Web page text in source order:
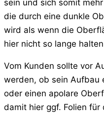
sein und sich somit
die durch eine dunkle
wird als wenn die
hier nicht so lange
Vom Kunden sollte vor
werden, ob sein Aufbau
oder einen apolare
damit hier ggf. Folien für